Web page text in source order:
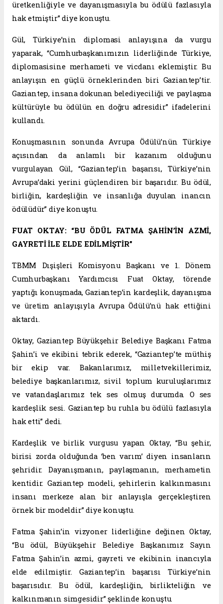
üretkenliğiyle ve dayanışmasıyla bu ödülü fazlasıyla
hak etmiştir” diye konuştu.
Gül, Türkiye’nin diplomasi anlayışına da vurgu
yaparak, “Cumhurbaşkanımızın liderliğinde Türkiye,
diplomasisine merhameti ve vicdanı eklemiştir. Bu
anlayışın en güçlü örneklerinden biri Gaziantep’tir.
Gaziantep, insana dokunan belediyeciliği ve paylaşma
kültürüyle bu ödülün en doğru adresidir” ifadelerini
kullandı.
Konuşmasının sonunda Avrupa Ödülü’nün Türkiye
açısından da anlamlı bir kazanım olduğunu
vurgulayan Gül, “Gaziantep’in başarısı, Türkiye’nin
Avrupa’daki yerini güçlendiren bir başarıdır. Bu ödül,
birliğin, kardeşliğin ve insanlığa duyulan inancın
ödülüdür” diye konuştu.
FUAT OKTAY: “BU ÖDÜL FATMA ŞAHİN’İN AZMİ,
GAYRETİ İLE ELDE EDİLMİŞTİR”
TBMM Dışişleri Komisyonu Başkanı ve 1. Dönem
Cumhurbaşkanı Yardımcısı Fuat Oktay, törende
yaptığı konuşmada, Gaziantep’in kardeşlik, dayanışma
ve üretim anlayışıyla Avrupa Ödülü’nü hak ettiğini
aktardı.
Oktay, Gaziantep Büyükşehir Belediye Başkanı Fatma
Şahin’i ve ekibini tebrik ederek, “Gaziantep’te müthiş
bir ekip var. Bakanlarımız, milletvekillerimiz,
belediye başkanlarımız, sivil toplum kuruluşlarımız
ve vatandaşlarımız tek ses olmuş durumda. O ses
kardeşlik sesi. Gaziantep bu ruhla bu ödülü fazlasıyla
hak etti” dedi.
Kardeşlik ve birlik vurgusu yapan Oktay, “Bu şehir,
birisi zorda olduğunda ‘ben varım’ diyen insanların
şehridir. Dayanışmanın, paylaşmanın, merhametin
kentidir. Gaziantep modeli, şehirlerin kalkınmasını
insanı merkeze alan bir anlayışla gerçekleştiren
örnek bir modeldir” diye konuştu.
Fatma Şahin’in vizyoner liderliğine değinen Oktay,
“Bu ödül, Büyükşehir Belediye Başkanımız Sayın
Fatma Şahin’in azmi, gayreti ve ekibinin inancıyla
elde edilmiştir. Gaziantep’in başarısı Türkiye’nin
başarısıdır. Bu ödül, kardeşliğin, birlikteliğin ve
kalkınmanın simgesidir” şeklinde konuştu.